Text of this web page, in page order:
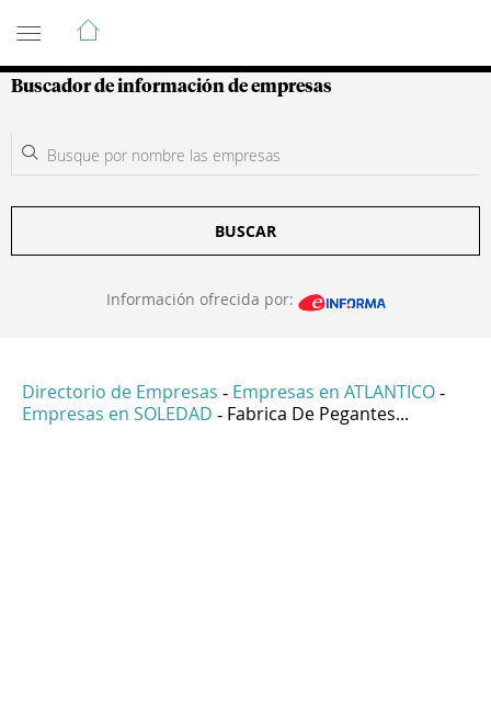
Guía de Empresas Colombianas
Buscador de información de empresas
BUSCAR
Información ofrecida por:
Directorio de Empresas - Empresas en ATLANTICO -
Empresas en SOLEDAD - Fabrica De Pegantes...